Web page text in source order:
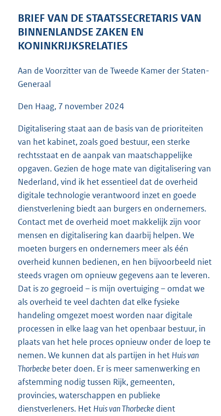
:
4
BRIEF VAN DE STAATSSECRETARIS VAN
BINNENLANDSE ZAKEN EN
KONINKRIJKSRELATIES
Aan de Voorzitter van de Tweede Kamer der Staten-
Generaal
Den Haag, 7 november 2024
Digitalisering staat aan de basis van de prioriteiten
van het kabinet, zoals goed bestuur, een sterke
rechtsstaat en de aanpak van maatschappelijke
opgaven. Gezien de hoge mate van digitalisering van
Nederland, vind ik het essentieel dat de overheid
digitale technologie verantwoord inzet en goede
dienstverlening biedt aan burgers en ondernemers.
Contact met de overheid moet makkelijk zijn voor
mensen en digitalisering kan daarbij helpen. We
moeten burgers en ondernemers meer als één
overheid kunnen bedienen, en hen bijvoorbeeld niet
steeds vragen om opnieuw gegevens aan te leveren.
Dat is zo gegroeid – is mijn overtuiging – omdat we
als overheid te veel dachten dat elke fysieke
handeling omgezet moest worden naar digitale
processen in elke laag van het openbaar bestuur, in
plaats van het hele proces opnieuw onder de loep te
nemen. We kunnen dat als partijen in het Huis van
Thorbecke beter doen. Er is meer samenwerking en
afstemming nodig tussen Rijk, gemeenten,
provincies, waterschappen en publieke
dienstverleners. Het Huis van Thorbecke dient